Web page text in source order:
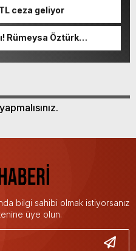
TL ceza geliyor
Rümeysa Öztürk
yapmalısınız.
bilgi sahibi olmak istiyorsanız
üye olun.